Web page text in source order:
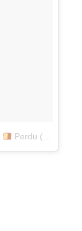
Perdu (@alarecherchedupainperdu)